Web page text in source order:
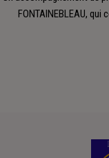
FONTAINEBLEAU, qui